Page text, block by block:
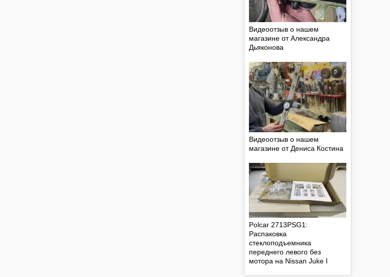
Видеоотзыв о нашем
магазине от Александра
Дьяконова
Видеоотзыв о нашем
магазине от Дениса Костина
Polcar 2713PSG1:
Распаковка
стеклоподъемника
переднего левого без
мотора на Nissan Juke I